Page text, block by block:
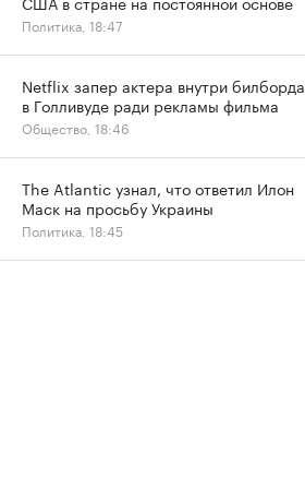
Политика, 18:47
Netflix запер актера внутри билборда
в Голливуде ради рекламы фильма
Общество, 18:46
The Atlantic узнал, что ответил Илон
Маск на просьбу Украины
Политика, 18:45